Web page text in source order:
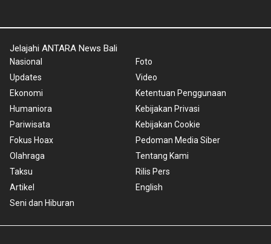
Jelajahi ANTARA News Bali
Nasional
Updates
Ekonomi
Humaniora
Pariwisata
Fokus Hoax
Olahraga
Taksu
Artikel
Seni dan Hiburan
Foto
Video
Ketentuan Penggunaan
Kebijakan Privasi
Kebijakan Cookie
Pedoman Media Siber
Tentang Kami
Rilis Pers
English